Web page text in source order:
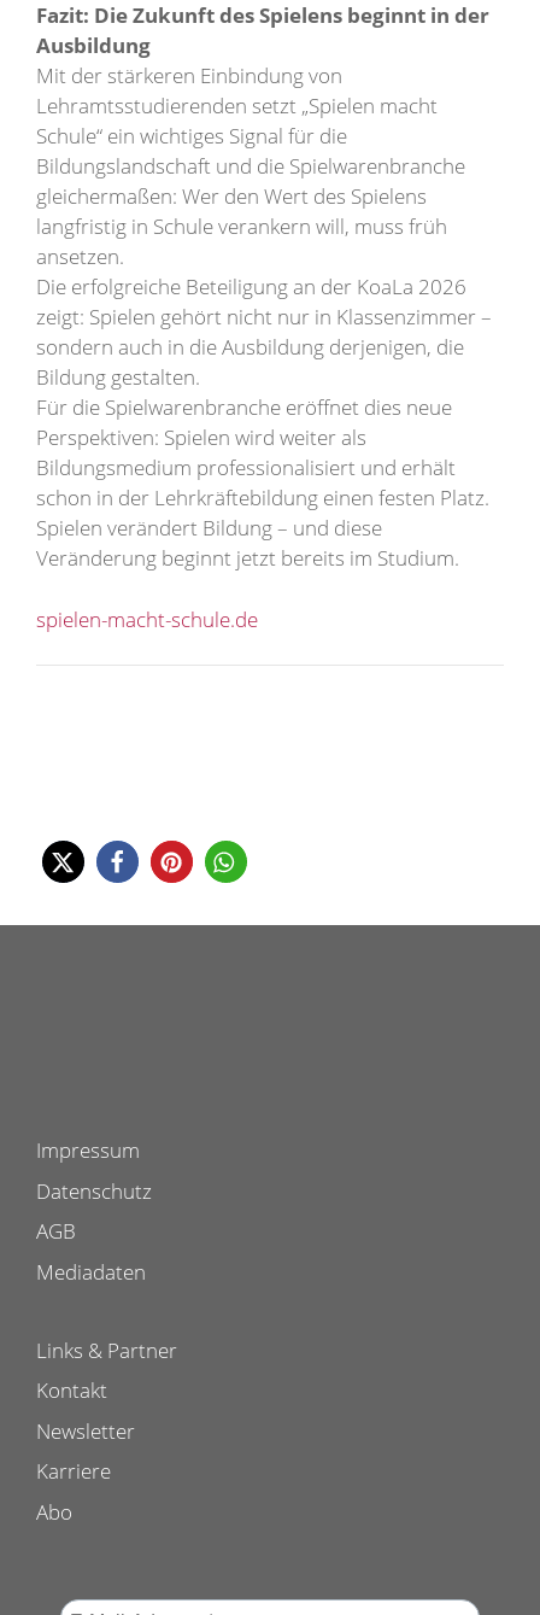
Fazit: Die Zukunft des Spielens beginnt in der
Ausbildung
Mit der stärkeren Einbindung von
Lehramtsstudierenden setzt „Spielen macht
Schule“ ein wichtiges Signal für die
Bildungslandschaft und die Spielwarenbranche
gleichermaßen: Wer den Wert des Spielens
langfristig in Schule verankern will, muss früh
ansetzen.
Die erfolgreiche Beteiligung an der KoaLa 2026
zeigt: Spielen gehört nicht nur in Klassenzimmer –
sondern auch in die Ausbildung derjenigen, die
Bildung gestalten.
Für die Spielwarenbranche eröffnet dies neue
Perspektiven: Spielen wird weiter als
Bildungsmedium professionalisiert und erhält
schon in der Lehrkräftebildung einen festen Platz.
Spielen verändert Bildung – und diese
Veränderung beginnt jetzt bereits im Studium.
spielen-macht-schule.de
Impressum
Datenschutz
AGB
Mediadaten
Links & Partner
Kontakt
Newsletter
Karriere
Abo